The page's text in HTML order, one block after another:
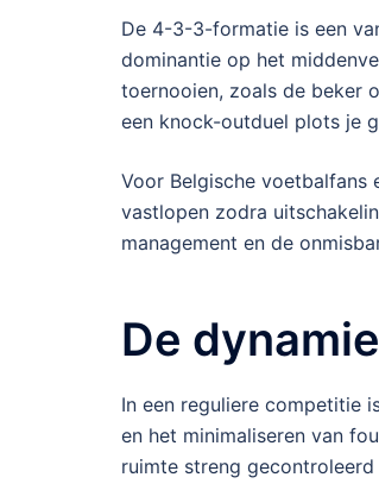
De 4-3-3-formatie is een
dominantie op het
toernooien, zoals de beker
een knock-outduel plots je
Voor Belgische voetbalfans
vastlopen zodra
management en de
De
In een reguliere competitie
en het minimaliseren van
ruimte streng gecontroleerd